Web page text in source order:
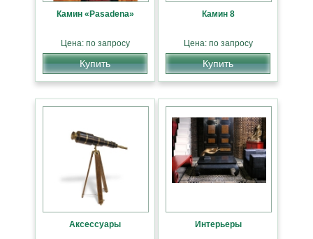
Камин «Pasadena»
Цена: по запросу
Купить
Камин 8
Цена: по запросу
Купить
Аксессуары Интерьеры